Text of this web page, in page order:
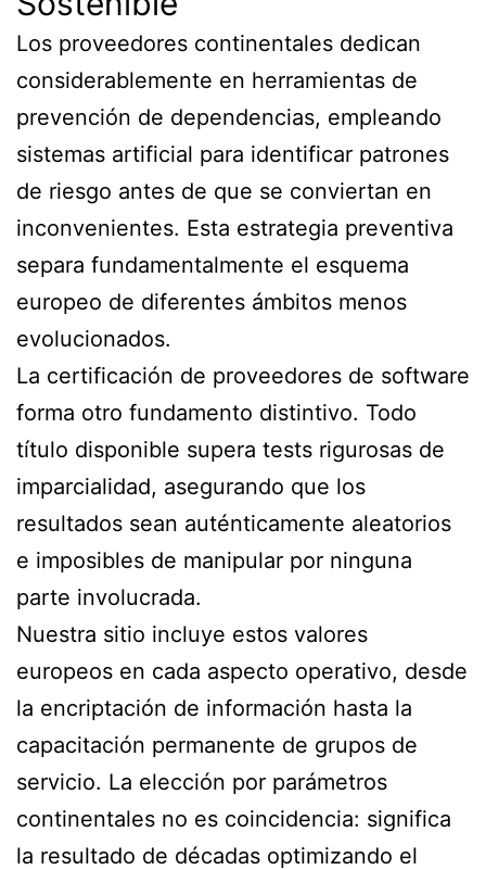
Los proveedores continentales dedican
considerablemente en herramientas de
prevención de dependencias, empleando
sistemas artificial para identificar patrones
de riesgo antes de que se conviertan en
inconvenientes. Esta estrategia preventiva
separa fundamentalmente el esquema
europeo de diferentes ámbitos menos
evolucionados.
La certificación de proveedores de software
forma otro fundamento distintivo. Todo
título disponible supera tests rigurosas de
imparcialidad, asegurando que los
resultados sean auténticamente aleatorios
e imposibles de manipular por ninguna
parte involucrada.
Nuestra sitio incluye estos valores
europeos en cada aspecto operativo, desde
la encriptación de información hasta la
capacitación permanente de grupos de
servicio. La elección por parámetros
continentales no es coincidencia: significa
la resultado de décadas optimizando el